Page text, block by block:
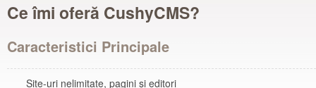
Ce îmi oferă CushyCMS?
Caracteristici Principale
Site-uri nelimitate, pagini și editori